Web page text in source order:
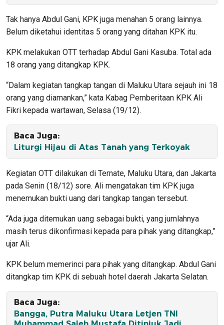
Tak hanya Abdul Gani, KPK juga menahan 5 orang lainnya.
Belum diketahui identitas 5 orang yang ditahan KPK itu.
KPK melakukan OTT terhadap Abdul Gani Kasuba. Total ada
18 orang yang ditangkap KPK.
“Dalam kegiatan tangkap tangan di Maluku Utara sejauh ini 18
orang yang diamankan,” kata Kabag Pemberitaan KPK Ali
Fikri kepada wartawan, Selasa (19/12).
Baca Juga:
Liturgi Hijau di Atas Tanah yang Terkoyak
Kegiatan OTT dilakukan di Ternate, Maluku Utara, dan Jakarta
pada Senin (18/12) sore. Ali mengatakan tim KPK juga
menemukan bukti uang dari tangkap tangan tersebut.
“Ada juga ditemukan uang sebagai bukti, yang jumlahnya
masih terus dikonfirmasi kepada para pihak yang ditangkap,”
ujar Ali.
KPK belum memerinci para pihak yang ditangkap. Abdul Gani
ditangkap tim KPK di sebuah hotel daerah Jakarta Selatan.
Baca Juga:
Bangga, Putra Maluku Utara Letjen TNI